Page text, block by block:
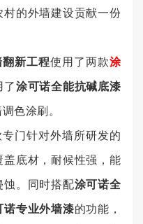
的外墙建设贡献一份
新工程使用了两款涂
涂可诺全能抗碱底漆
色涂刷。
门针对外墙所研发的
底材，耐候性强，能
。同时搭配涂可诺全
诺专业外墙漆的功能，